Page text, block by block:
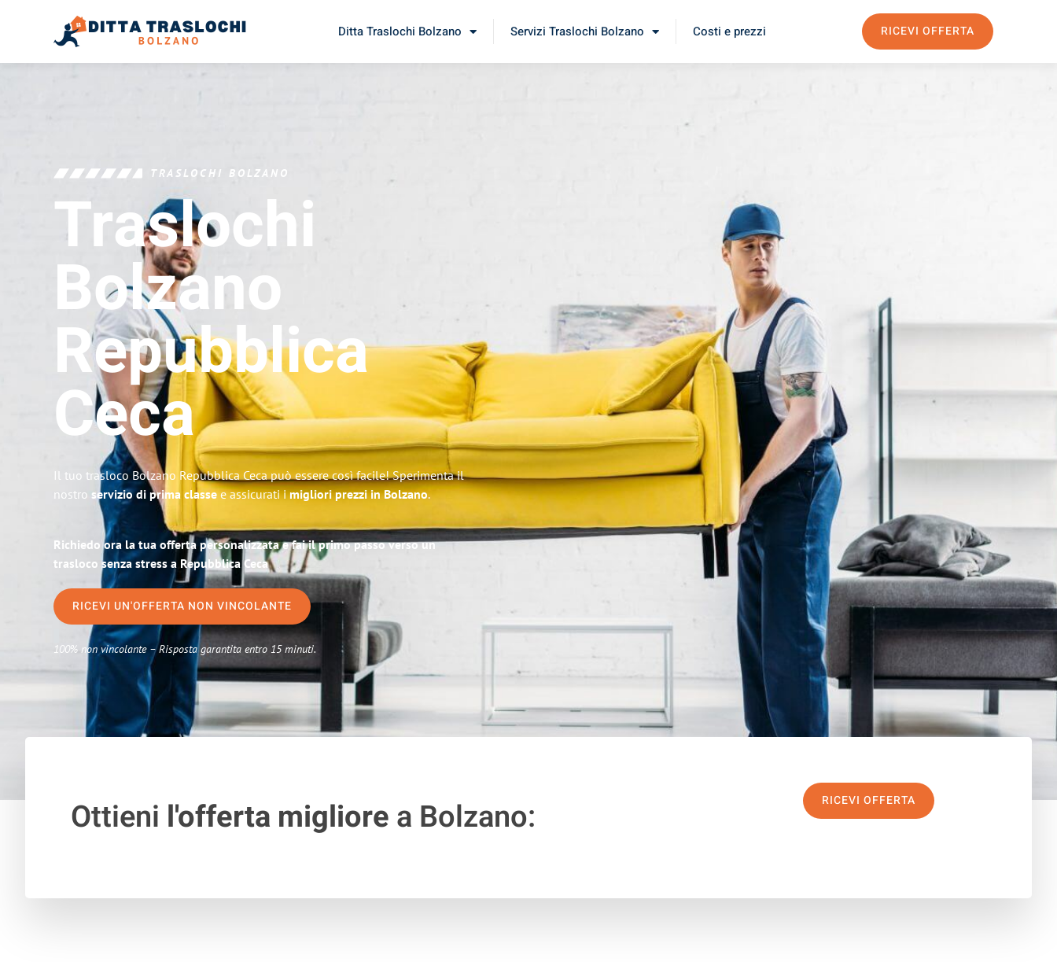
Ditta Traslochi Bolzano Servizi Traslochi Bolzano Costi e prezzi RICEVI OFFERTA
TRASLOCHI BOLZANO
Traslochi
Bolzano
Repubblica
Ceca
Il tuo trasloco Bolzano Repubblica Ceca può essere così facile! Sperimenta il
nostro servizio di prima classee assicurati imigliori prezzi in Bolzano.
Richiedo ora la tua offerta personalizzata e fai il primo passo verso un
trasloco senza stress a Repubblica Ceca
RICEVI UN'OFFERTA NON VINCOLANTE
100% non vincolante – Risposta garantita entro 15 minuti.
Ottieni l'offerta migliorea Bolzano: RICEVI OFFERTA